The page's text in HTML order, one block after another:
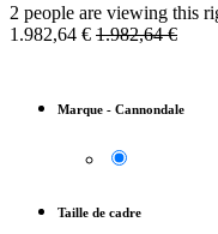
2 people are viewing this
1.982,64 € 1.982,64€
Marque - Cannondale
Taille de cadre